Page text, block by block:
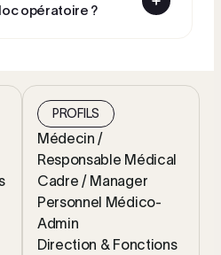
opératoire ?
PROFILS
Médecin /
Responsable Médical
Cadre / Manager
Personnel Médico-
Admin
Direction & Fonctions